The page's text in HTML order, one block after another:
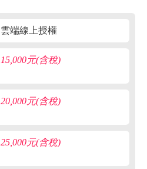
雲端線上授權
15,000元(含稅)
20,000元(含稅)
25,000元(含稅)